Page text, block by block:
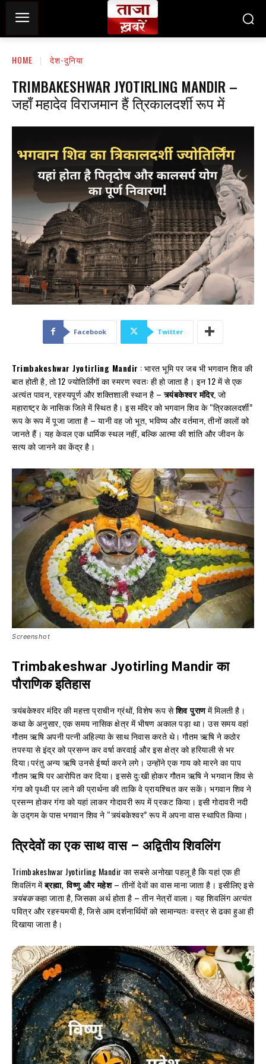
HOME देश-दुनिया
TRIMBAKESHWAR JYOTIRLING MANDIR –
जहाँ महादेव विराजमान हैं त्रिकालदर्शी रूप में
Facebook Twitter
Trimbakeshwar Jyotirling Mandir : भारत भूमि पर जब भी भगवान शिव की
बात होती है, तो 12 ज्योतिर्लिंगों का स्मरण स्वतः ही हो जाता है। इन 12 में से एक
अत्यंत पावन, रहस्यपूर्ण और शक्तिशाली स्थान है –त्र्यंबकेश्वर मंदिर, जो
महाराष्ट्र के नासिक जिले में स्थित है। इस मंदिर को भगवान शिव के “त्रिकालदर्शी”
रूप के रूप में पूजा जाता है – यानी वह जो भूत, भविष्य और वर्तमान, तीनों कालों को
जानते हैं। यह केवल एक धार्मिक स्थल नहीं, बल्कि आत्मा की शांति और जीवन के
सत्य को जानने का केंद्र है।
Screenshot
Trimbakeshwar Jyotirling Mandir का
पौराणिक इतिहास
त्र्यंबकेश्वर मंदिर की महत्ता प्राचीन ग्रंथों, विशेष रूप सेशिव पुराणमें मिलती है।
कथा के अनुसार, एक समय नासिक क्षेत्र में भीषण अकाल पड़ा था। उस समय वहां
गौतम ऋषि अपनी पत्नी अहिल्या के साथ निवास करते थे। गौतम ऋषि ने कठोर
तपस्या से इंद्र को प्रसन्न कर वर्षा करवाई और इस क्षेत्र को हरियाली से भर
दिया।परंतु अन्य ऋषि उनसे ईर्ष्या करने लगे। उन्होंने एक गाय को मारने का पाप
गौतम ऋषि पर आरोपित कर दिया। इससे दुःखी होकर गौतम ऋषि ने भगवान शिव से
गंगा को पृथ्वी पर लाने की प्रार्थना की ताकि वे प्रायश्चित कर सकें। भगवान शिव ने
प्रसन्न होकर गंगा को यहां लाकर गोदावरी रूप में प्रकट किया। इसी गोदावरी नदी
के उद्गम के पास भगवान शिव ने “त्र्यंबकेश्वर” रूप में अपना वास स्थापित किया।
त्रिदेवों का एक साथ वास – अद्वितीय शिवलिंग
Trimbakeshwar Jyotirling Mandir का सबसे अनोखा पहलू है कि यहां एक ही
शिवलिंग मेंब्रह्मा, विष्णु और महेश– तीनों देवों का वास माना जाता है। इसीलिए इसे
त्र्यंबककहा जाता है, जिसका अर्थ होता है – तीन नेत्रों वाला। यह शिवलिंग अत्यंत
पवित्र और रहस्यमयी है, जिसे आम दर्शनार्थियों को सामान्यतः वस्त्र से ढका हुआ ही
दिखाया जाता है।